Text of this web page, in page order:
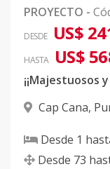
PROYECTO -
DESDE US$
HASTA US$
Cap Cana,
Desde 1
Desde 73